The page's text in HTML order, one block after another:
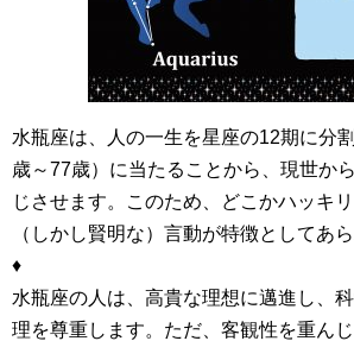
水瓶座は、人の一生を星座の12期に分
歳～77歳）に当たることから、現世か
じさせます。このため、どこかハッキ
（しかし賢明な）言動が特徴としてあ
♦
水瓶座の人は、高貴な理想に邁進し、
理を尊重します。ただ、客観性を重ん